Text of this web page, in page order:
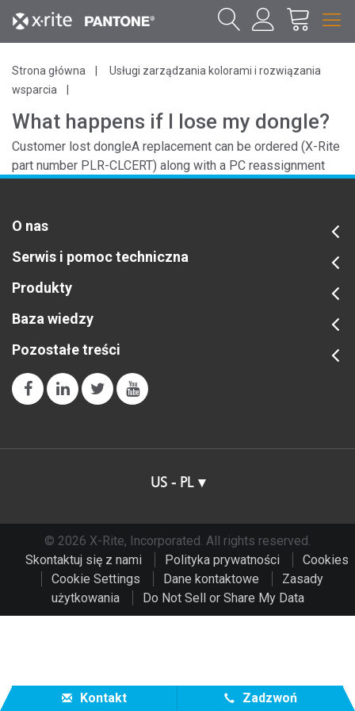
Strona główna
Usługi zarządzania kolorami i rozwiązania
wsparcia
What happens if I lose my dongle?
Customer lost dongleA replacement can be ordered (X-Rite
part number PLR-CLCERT) along with a PC reassignment
O nas
Serwis i pomoc techniczna
Produkty
Baza wiedzy
Pozostałe treści
US - PL
© 2026 X-Rite, Incorporated. All rights reserved.
Skontaktuj się z nami
Polityka prywatności
Cookies
Cookie Settings
Dane kontaktowe
Zasady
użytkowania
Do Not Sell or Share My Data
Kontakt Zadzwoń